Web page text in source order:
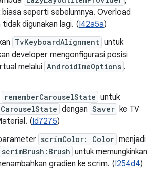
biasa seperti sebelumnya. Overload
digunakan lagi. (I42a5a)
TvKeyboardAlignment untuk
developer mengonfigurasi posisi
melalui AndroidImeOptions .
rememberCarouselState untuk
CarouselState dengan Saver ke TV
(Id7275)
scrimColor: Color menjadi
scrimBrush:Brush untuk memungkinkan
gradien ke scrim. (I254d4)